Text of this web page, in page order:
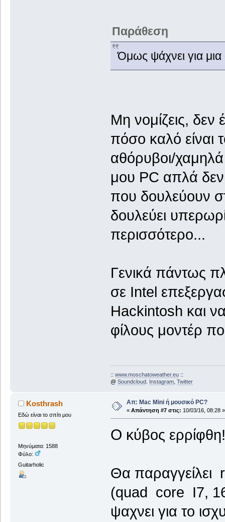
Παράθεση
Όμως ψάχνει για μια
Μη νομίζεις, δεν
πόσο καλό είναι
αθόρυβοι/χαμηλά
μου PC απλά δεν
που δουλεύουν
δουλεύει
περισσότερο...
Γενικά πάντως
σε Intel
Hackintosh και
φίλους μοντέρ
:: www.moschatoweather.eu::
@ Soundcloud. Instagram, Twitter
Kosthrash
Εδώ είναι το σπίτι μου
Μηνύματα: 1588
Φύλο:
Guitarholic
Απ: Mac Mini ή μουσικό PC?
« Απάντηση #7 στις: 10/03/16, 08:28 »
Ο κύβος
Θα
(quad core I7,
ψαχνει για το